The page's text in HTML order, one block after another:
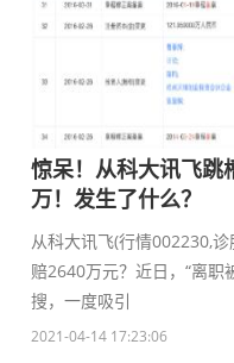
惊呆！从科大讯飞跳
万！发生了什么？
从科大讯飞(行情002230,
赔2640万元？近日，“离职
搜，一度吸引
2021-04-14 17:23:06